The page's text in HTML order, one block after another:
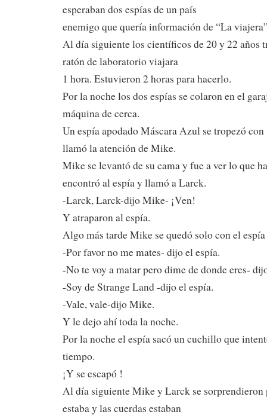
esperaban dos espías de un país
enemigo que quería información de “La
Al día siguiente los científicos de 20 y 22 años
ratón de laboratorio viajara
1 hora. Estuvieron 2 horas para hacerlo.
Por la noche los dos espías se colaron en el
máquina de cerca.
Un espía apodado Máscara Azul se tropezó
llamó la atención de Mike.
Mike se levantó de su cama y fue a ver lo que
encontró al espía y llamó a Larck.
-Larck, Larck-dijo Mike- ¡Ven!
Y atraparon al espía.
Algo más tarde Mike se quedó solo con el
-Por favor no me mates- dijo el espía.
-No te voy a matar pero dime de donde eres-
-Soy de Strange Land -dijo el espía.
-Vale, vale-dijo Mike.
Y le dejo ahí toda la noche.
Por la noche el espía sacó un cuchillo que
tiempo.
¡Y se escapó !
Al día siguiente Mike y Larck se sorprendieron
estaba y las cuerdas estaban